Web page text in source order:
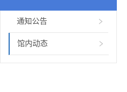
通知公告
馆内动态